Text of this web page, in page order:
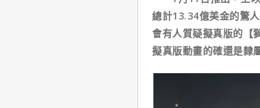
總計13.34億美金的驚
會有人質疑擬真版的【
擬真版動畫的確還是隸